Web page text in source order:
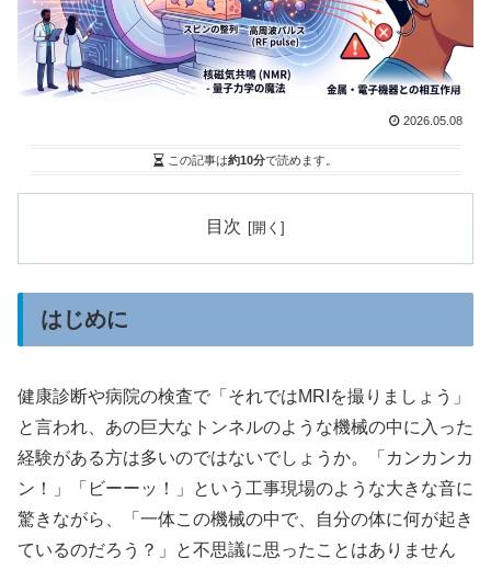
2026.05.08
この記事は約10分で読めます。
目次
はじめに
健康診断や病院の検査で「それではMRIを撮りましょう」
と言われ、あの巨大なトンネルのような機械の中に入った
経験がある方は多いのではないでしょうか。「カンカンカ
ン！」「ビーーッ！」という工事現場のような大きな音に
驚きながら、「一体この機械の中で、自分の体に何が起き
ているのだろう？」と不思議に思ったことはありません